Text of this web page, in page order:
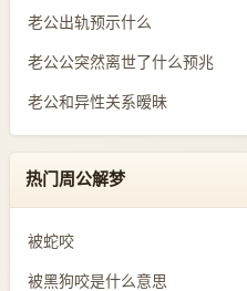
老公出轨预示什么
老公公突然离世了什么预兆
老公和异性关系暧昧
热门周公解梦
被蛇咬
被黑狗咬是什么意思